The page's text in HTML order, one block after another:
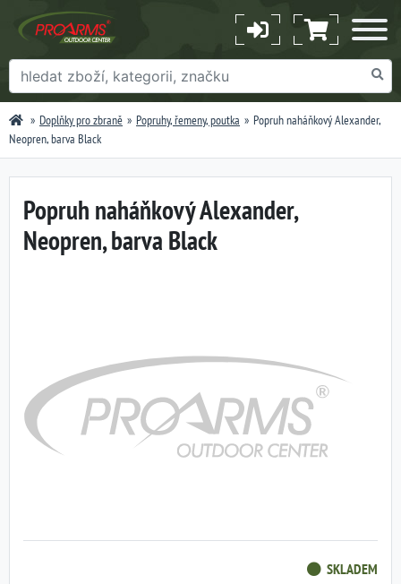
Doplňky pro zbraně Popruhy, řemeny, poutka
Popruh naháňkový Alexander,
Neopren, barva Black
Popruh naháňkový Alexander,
Neopren, barva Black
SKLADEM